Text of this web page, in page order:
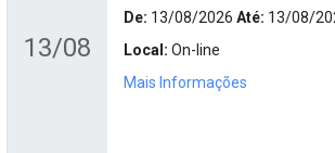
13/08
De: 13/08/2026 Até: 13/08/
Local: On-line
Mais Informações